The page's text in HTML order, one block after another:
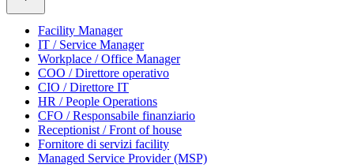
Facility Manager
IT / Service Manager
Workplace / Office Manager
COO / Direttore operativo
CIO / Direttore IT
HR / People Operations
CFO / Responsabile finanziario
Receptionist / Front of house
Fornitore di servizi facility
Managed Service Provider (MSP)